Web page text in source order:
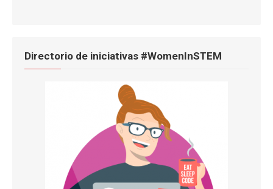
Directorio de iniciativas #WomenInSTEM